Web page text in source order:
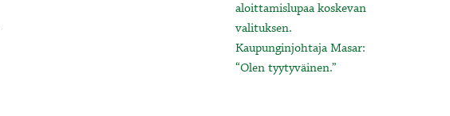
aloittamislupaa koskevan
valituksen.
Kaupunginjohtaja Masar:
“Olen tyytyväinen.”